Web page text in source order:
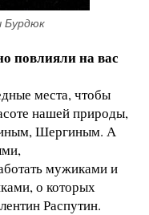
Бурдюк
повлияли на вас
места, чтобы
нашей природы,
Шергиным. А
мужиками и
о которых
Распутин.